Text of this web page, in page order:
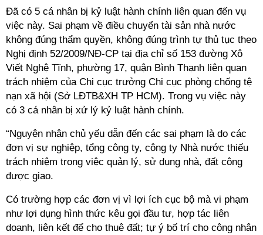
Đã có 5 cá nhân bị kỷ luật hành chính liên quan đến vụ
việc này. Sai phạm về điều chuyển tài sản nhà nước
không đúng thẩm quyền, không đúng trình tự thủ tục theo
Nghị định 52/2009/NĐ-CP tại địa chỉ số 153 đường Xô
Viết Nghệ Tĩnh, phường 17, quận Bình Thạnh liên quan
trách nhiệm của Chi cục trưởng Chi cục phòng chống tệ
nạn xã hội (Sở LĐTB&XH TP HCM). Trong vụ việc này
có 3 cá nhân bị xử lý kỷ luật hành chính.
“Nguyên nhân chủ yếu dẫn đến các sai phạm là do các
đơn vị sự nghiệp, tổng công ty, công ty Nhà nước thiếu
trách nhiệm trong việc quản lý, sử dụng nhà, đất công
được giao.
Có trường hợp các đơn vị vì lợi ích cục bộ mà vi phạm
như lợi dụng hình thức kêu gọi đầu tư, hợp tác liên
doanh, liên kết để cho thuê đất; tự ý bố trí cho công nhân